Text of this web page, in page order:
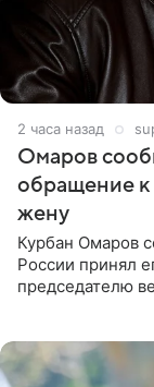
2 часа назад
Омаров
обращение к
жену
Курбан Омаров
России принял
председателю